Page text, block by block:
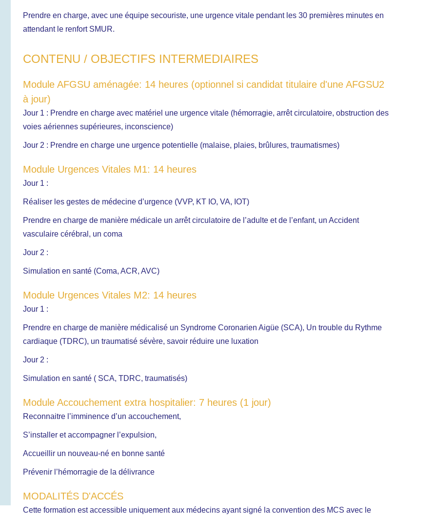
Prendre en charge, avec une équipe secouriste, une urgence vitale pendant les 30 premières minutes en
attendant le renfort SMUR.
CONTENU / OBJECTIFS INTERMEDIAIRES
Module AFGSU aménagée: 14 heures (optionnel si candidat titulaire d'une AFGSU2
à jour)
Jour 1 : Prendre en charge avec matériel une urgence vitale (hémorragie, arrêt circulatoire, obstruction des
voies aériennes supérieures, inconscience)
Jour 2 : Prendre en charge une urgence potentielle (malaise, plaies, brûlures, traumatismes)
Module Urgences Vitales M1: 14 heures
Jour 1 :
Réaliser les gestes de médecine d’urgence (VVP, KT IO, VA, IOT)
Prendre en charge de manière médicale un arrêt circulatoire de l’adulte et de l’enfant, un Accident
vasculaire cérébral, un coma
Jour 2 :
Simulation en santé (Coma, ACR, AVC)
Module Urgences Vitales M2: 14 heures
Jour 1 :
Prendre en charge de manière médicalisé un Syndrome Coronarien Aigüe (SCA), Un trouble du Rythme
cardiaque (TDRC), un traumatisé sévère, savoir réduire une luxation
Jour 2 :
Simulation en santé ( SCA, TDRC, traumatisés)
Module Accouchement extra hospitalier: 7 heures (1 jour)
Reconnaitre l’imminence d’un accouchement,
S’installer et accompagner l’expulsion,
Accueillir un nouveau-né en bonne santé
Prévenir l’hémorragie de la délivrance
MODALITÉS D'ACCÉS
Cette formation est accessible uniquement aux médecins ayant signé la convention des MCS avec le